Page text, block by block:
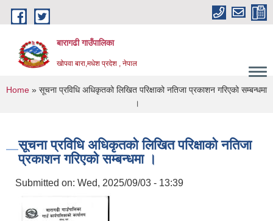
Skip to main content
बारागढी गाउँपालिका
खोपवा बारा,मधेश प्रदेश , नेपाल
You are here
Home » सूचना प्रविधि अधिकृतको लिखित परिक्षाको नतिजा प्रकाशन गरिएको सम्बन्धमा
।
सूचना प्रविधि अधिकृतको लिखित परिक्षाको नतिजा
प्रकाशन गरिएको सम्बन्धमा ।
Submitted on: Wed, 2025/09/03 - 13:39